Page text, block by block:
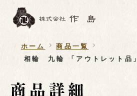
ホーム
商品一覧
相輪 九輪 「アウトレット品」